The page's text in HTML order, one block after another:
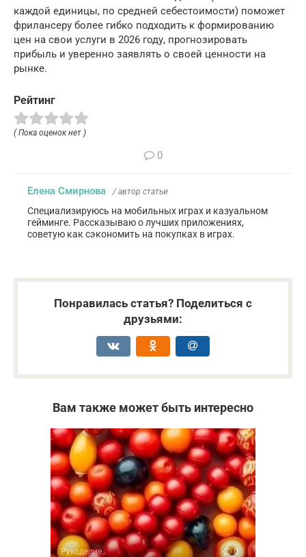
каждой единицы, по средней себестоимости) поможет
фрилансеру более гибко подходить к формированию
цен на свои услуги в 2026 году, прогнозировать
прибыль и уверенно заявлять о своей ценности на
рынке.
Рейтинг
( Пока оценок нет )
0
Елена Смирнова / автор статьи
Специализируюсь на мобильных играх и казуальном
гейминге. Рассказываю о лучших приложениях,
советую как сэкономить на покупках в играх.
Понравилась статья? Поделиться с
друзьями:
Вам также может быть интересно
Рукоделие 0